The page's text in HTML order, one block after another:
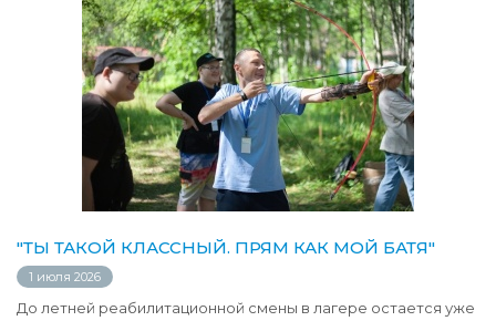
"ТЫ ТАКОЙ КЛАССНЫЙ. ПРЯМ КАК МОЙ БАТЯ"
1 июля 2026
До летней реабилитационной смены в лагере остается уже